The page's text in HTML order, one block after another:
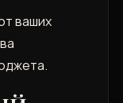
ваших